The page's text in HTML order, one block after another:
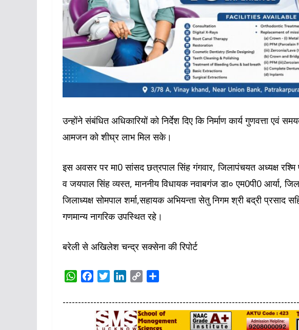
उन्होंने संबंधित अधिकारियों को निर्देश दिए कि निर्माण कार्य गुणवत्ता एवं
आमजन को शीघ्र लाभ मिल सके।
इस अवसर पर मा0 सांसद छत्रपाल सिंह गंगवार, जिलापंचयत अध्यक्ष
व जयपाल सिंह व्यस्त, माननीय विधायक नवाबगंज डा० एम0पी0 आर्या,
जिलाध्यक्ष सोमपाल शर्मा,सहायक अभियन्ता सेतु निगम श्री बद्री प्रसाद
गणमान्य नागरिक उपस्थित रहे।
बरेली से अखिलेश चन्द्र सक्सेना की रिपोर्ट
W
a
c
e
b
i
t
n
k
e
p
y
L
a
r
e